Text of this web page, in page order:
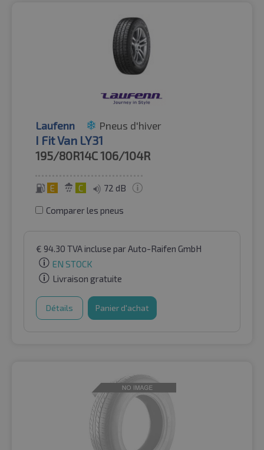
Laufenn Pneus d'hiver
I Fit Van LY31
195/80R14C106/104R
E C 72 dB
Comparer les pneus
€ 94.30 TVA incluse par Auto-Raifen GmbH
EN STOCK
Livraison gratuite
Détails Panier d'achat